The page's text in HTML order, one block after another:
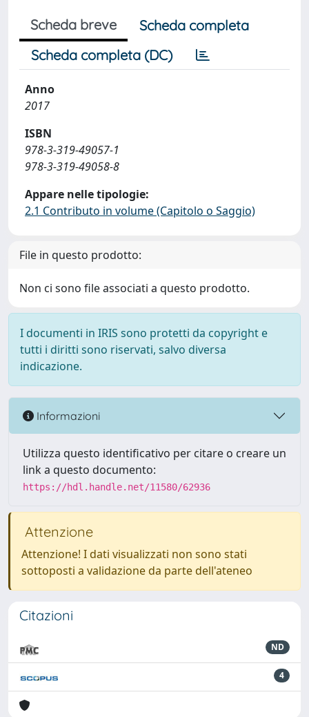
Scheda breve
Scheda completa
Scheda completa (DC)
Anno
2017
ISBN
978-3-319-49057-1
978-3-319-49058-8
Appare nelle tipologie:
2.1 Contributo in volume (Capitolo o Saggio)
File in questo prodotto:
Non ci sono file associati a questo prodotto.
I documenti in IRIS sono protetti da copyright e
tutti i diritti sono riservati, salvo diversa
indicazione.
Informazioni
Utilizza questo identificativo per citare o creare un
link a questo documento:
https://hdl.handle.net/11580/62936
Attenzione
Attenzione! I dati visualizzati non sono stati
sottoposti a validazione da parte dell'ateneo
Citazioni
ND
4